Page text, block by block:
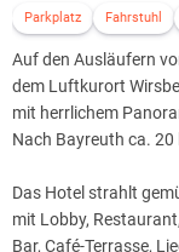
Parkplatz Fahrstuhl
Auf den Ausläufern
dem Luftkurort
mit herrlichem
Nach Bayreuth ca. 20
Das Hotel strahlt
mit Lobby,
Bar, Café-Terrasse,